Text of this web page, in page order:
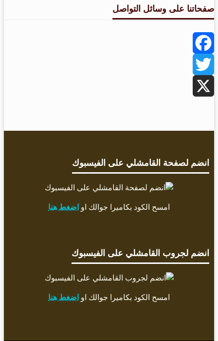
صفحاتنا على وسائل التواصل
Facebook
Twitter
انضم لصفحة القامشلي على الفيسبوك
امسح الكود بكاميرا جوالك او اضغط هنا
انضم لجروب القامشلي على الفيسبوك
امسح الكود بكاميرا جوالك او اضغط هنا